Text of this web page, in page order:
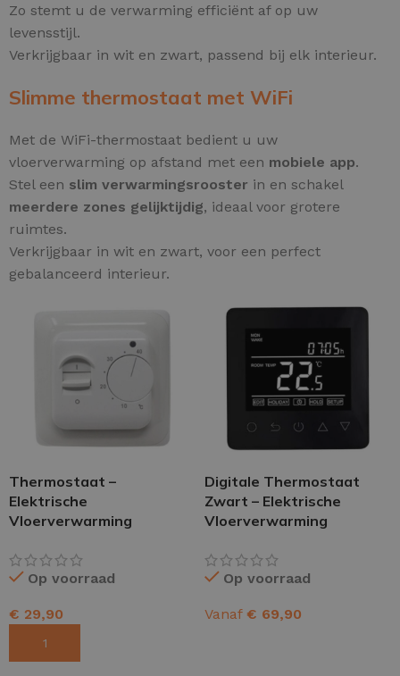
Zo stemt u de verwarming efficiënt af op uw
levensstijl.
Verkrijgbaar in wit en zwart, passend bij elk interieur.
Slimme thermostaat met WiFi
Met de WiFi-thermostaat bedient u uw
vloerverwarming op afstand met een mobiele app.
Stel een slim verwarmingsrooster in en schakel
meerdere zones gelijktijdig, ideaal voor grotere
ruimtes.
Verkrijgbaar in wit en zwart, voor een perfect
gebalanceerd interieur.
Thermostaat –
Elektrische
Vloerverwarming
Op voorraad
€ 29,90
Digitale Thermostaat
Zwart – Elektrische
Vloerverwarming
Op voorraad
Vanaf € 69,90